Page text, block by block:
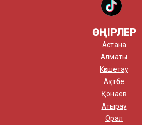
ӨҢІРЛЕР
Астана
Алматы
Көкшетау
Ақтөбе
Қонаев
Атырау
Орал